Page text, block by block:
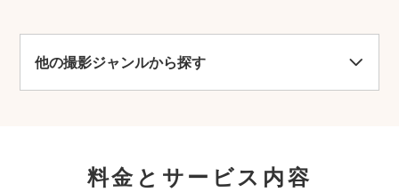
他の撮影ジャンルから探す
料金とサービス内容